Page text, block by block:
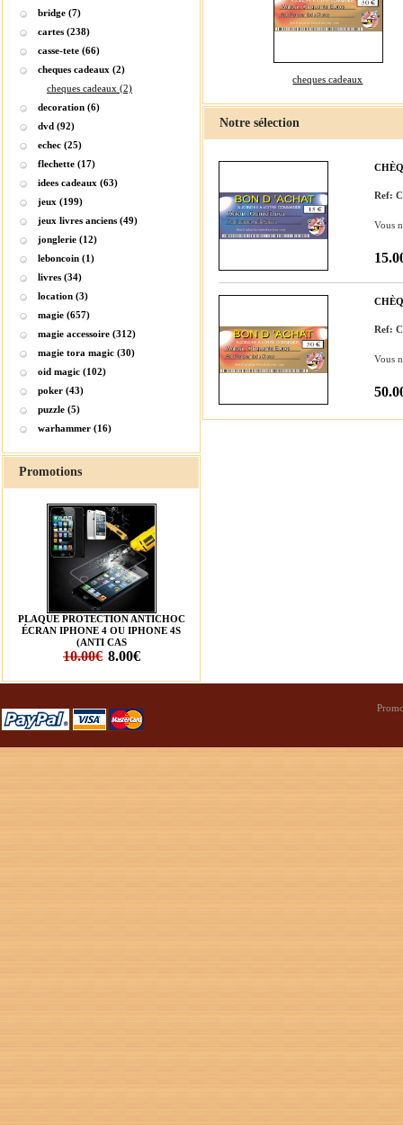
bridge (7)
cartes (238)
casse-tete (66)
cheques cadeaux (2)
cheques cadeaux (2)
decoration (6)
dvd (92)
echec (25)
flechette (17)
idees cadeaux (63)
jeux (199)
jeux livres anciens (49)
jonglerie (12)
leboncoin (1)
livres (34)
location (3)
magie (657)
magie accessoire (312)
magie tora magic (30)
oid magic (102)
poker (43)
puzzle (5)
warhammer (16)
Promotions
PLAQUE PROTECTION ANTICHOC
ÉCRAN IPHONE 4 OU IPHONE 4S
(ANTI CAS
10.00€ 8.00€
cheques cadeaux
Notre sélection
Ref:
Vous
Ref:
Vous